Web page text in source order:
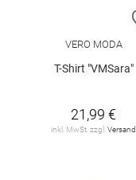
VERO MODA
T-Shirt "VMSara"
21,99 €
inkl. MwSt. zzgl. Versand